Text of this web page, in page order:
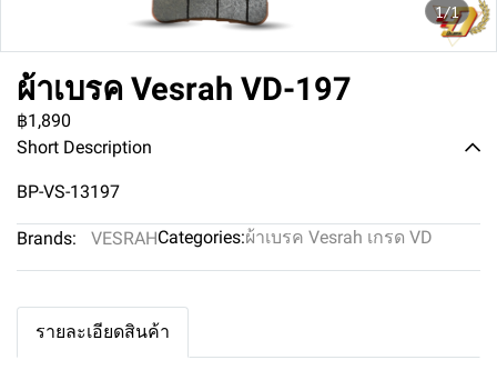
1/1
ผ้าเบรค Vesrah VD-197
฿1,890
Short Description
BP-VS-13197
Brands: VESRAHCategories:ผ้าเบรค Vesrah เกรด VD
รายละเอียดสินค้า